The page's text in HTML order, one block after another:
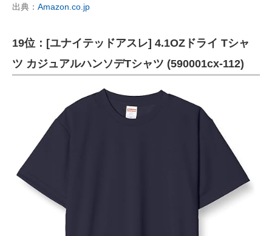
出典： Amazon.co.jp
19位：[ユナイテッドアスレ] 4.1OZドライ Tシャ
ツ カジュアルハンソデTシャツ (590001cx-112)